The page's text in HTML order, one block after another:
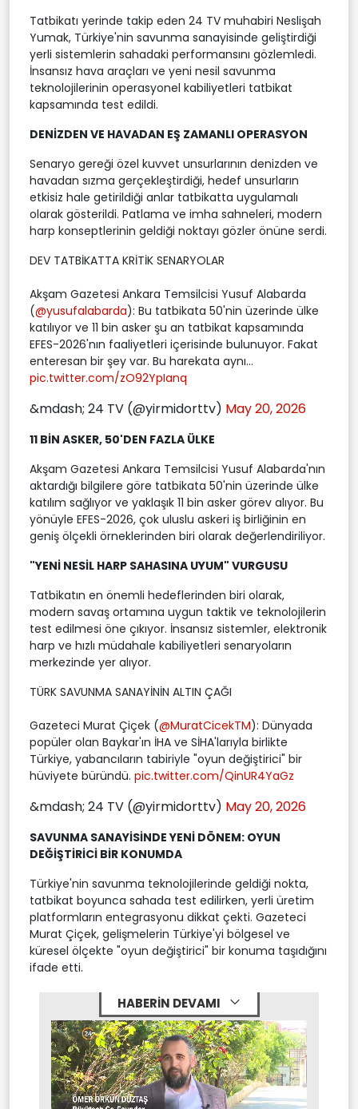
Tatbikatı yerinde takip eden 24 TV muhabiri Neslişah
Yumak, Türkiye'nin savunma sanayisinde geliştirdiği
yerli sistemlerin sahadaki performansını gözlemledi.
İnsansız hava araçları ve yeni nesil savunma
teknolojilerinin operasyonel kabiliyetleri tatbikat
kapsamında test edildi.
DENİZDEN VE HAVADAN EŞ ZAMANLI OPERASYON
Senaryo gereği özel kuvvet unsurlarının denizden ve
havadan sızma gerçekleştirdiği, hedef unsurların
etkisiz hale getirildiği anlar tatbikatta uygulamalı
olarak gösterildi. Patlama ve imha sahneleri, modern
harp konseptlerinin geldiği noktayı gözler önüne serdi.
DEV TATBİKATTA KRİTİK SENARYOLAR
Akşam Gazetesi Ankara Temsilcisi Yusuf Alabarda
(@yusufalabarda): Bu tatbikata 50'nin üzerinde ülke
katılıyor ve 11 bin asker şu an tatbikat kapsamında
EFES-2026'nın faaliyetleri içerisinde bulunuyor. Fakat
enteresan bir şey var. Bu harekata aynı...
pic.twitter.com/zO92YpIanq
&mdash; 24 TV (@yirmidorttv) May 20, 2026
11 BİN ASKER, 50'DEN FAZLA ÜLKE
Akşam Gazetesi Ankara Temsilcisi Yusuf Alabarda'nın
aktardığı bilgilere göre tatbikata 50'nin üzerinde ülke
katılım sağlıyor ve yaklaşık 11 bin asker görev alıyor. Bu
yönüyle EFES-2026, çok uluslu askeri iş birliğinin en
geniş ölçekli örneklerinden biri olarak değerlendiriliyor.
"YENİ NESİL HARP SAHASINA UYUM" VURGUSU
Tatbikatın en önemli hedeflerinden biri olarak,
modern savaş ortamına uygun taktik ve teknolojilerin
test edilmesi öne çıkıyor. İnsansız sistemler, elektronik
harp ve hızlı müdahale kabiliyetleri senaryoların
merkezinde yer alıyor.
TÜRK SAVUNMA SANAYİNİN ALTIN ÇAĞI
Gazeteci Murat Çiçek (@MuratCicekTM): Dünyada
popüler olan Baykar'ın İHA ve SİHA'larıyla birlikte
Türkiye, yabancıların tabiriyle "oyun değiştirici" bir
hüviyete büründü. pic.twitter.com/QinUR4YaGz
&mdash; 24 TV (@yirmidorttv) May 20, 2026
SAVUNMA SANAYİSİNDE YENİ DÖNEM: OYUN
DEĞİŞTİRİCİ BİR KONUMDA
Türkiye'nin savunma teknolojilerinde geldiği nokta,
tatbikat boyunca sahada test edilirken, yerli üretim
platformların entegrasyonu dikkat çekti. Gazeteci
Murat Çiçek, gelişmelerin Türkiye'yi bölgesel ve
küresel ölçekte "oyun değiştirici" bir konuma taşıdığını
ifade etti.
HABERİN DEVAMI